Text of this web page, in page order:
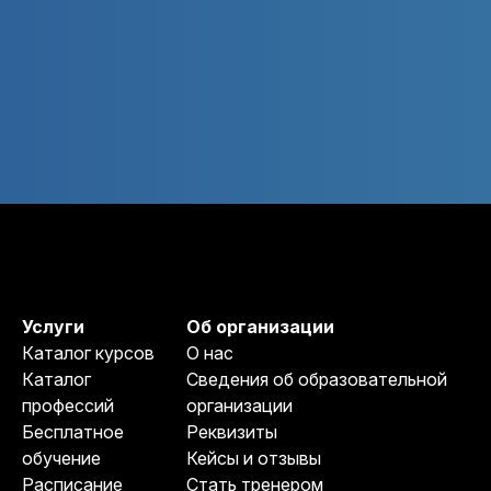
Услуги
Каталог курсов
Каталог
профессий
Бесплатное
обучение
Расписание
Об организации
О нас
Сведения об образовательной
организации
Реквизиты
Кейсы и отзывы
Стать тренером